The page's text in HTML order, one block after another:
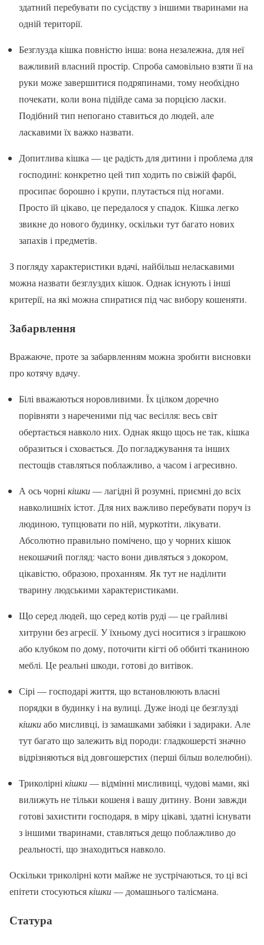
здатний перебувати по сусідству з іншими тваринами на
одній території.
Безглузда кішка повністю інша: вона незалежна, для неї
важливий власний простір. Спроба самовільно взяти її на
руки може завершитися подряпинами, тому необхідно
почекати, коли вона підійде сама за порцією ласки.
Подібний тип непогано ставиться до людей, але
ласкавими їх важко назвати.
Допитлива кішка — це радість для дитини і проблема для
господині: конкретно цей тип ходить по свіжій фарбі,
просипає борошно і крупи, плутається під ногами.
Просто їй цікаво, це передалося у спадок. Кішка легко
звикне до нового будинку, оскільки тут багато нових
запахів і предметів.
З погляду характеристики вдачі, найбільш неласкавими
можна назвати безглуздих кішок. Однак існують і інші
критерії, на які можна спиратися під час вибору кошеняти.
Забарвлення
Вражаюче, проте за забарвленням можна зробити висновки
про котячу вдачу.
Білі вважаються норовливими. Їх цілком доречно
порівняти з нареченими під час весілля: весь світ
обертається навколо них. Однак якщо щось не так, кішка
образиться і сховається. До погладжування та інших
пестощів ставляться поблажливо, а часом і агресивно.
А ось чорнікішки— лагідні й розумні, приємні до всіх
навколишніх істот. Для них важливо перебувати поруч із
людиною, тупцювати по ній, муркотіти, лікувати.
Абсолютно правильно помічено, що у чорних кішок
некошачий погляд: часто вони дивляться з докором,
цікавістю, образою, проханням. Як тут не наділити
тварину людськими характеристиками.
Що серед людей, що серед котів руді — це грайливі
хитруни без агресії. У їхньому дусі носитися з іграшкою
або клубком по дому, поточити кігті об оббиті тканиною
меблі. Це реальні шкоди, готові до витівок.
Сірі — господарі життя, що встановлюють власні
порядки в будинку і на вулиці. Дуже іноді це безглузді
кішкиабо мисливці, із замашками забіяки і задираки. Але
тут багато що залежить від породи: гладкошерсті значно
відрізняються від довгошерстих (перші більш волелюбні).
Триколірнікішки— відмінні мисливиці, чудові мами, які
вилижуть не тільки кошеня і вашу дитину. Вони завжди
готові захистити господаря, в міру цікаві, здатні існувати
з іншими тваринами, ставляться дещо поблажливо до
реальності, що знаходиться навколо.
Оскільки триколірні коти майже не зустрічаються, то ці всі
епітети стосуютьсякішки— домашнього талісмана.
Статура